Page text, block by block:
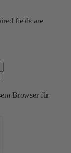
fields are
Browser für